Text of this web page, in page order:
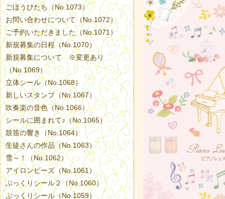
ごほうびたち（No.1073）
お問い合わせについて（No.1072）
ご予約いただきました（No.1071）
新規募集の日程（No.1070）
新規募集について ※変更あり
（No.1069）
立体シール（No.1068）
新しいスタンプ（No.1067）
吹奏楽の音色（No.1066）
シールに囲まれて♪（No.1065）
鼓笛の響き（No.1064）
生徒さんの作品（No.1063）
雪～！（No.1062）
アイロンビーズ（No.1061）
ぷっくりシール２（No.1060）
ぷっくりシール（No.1059）